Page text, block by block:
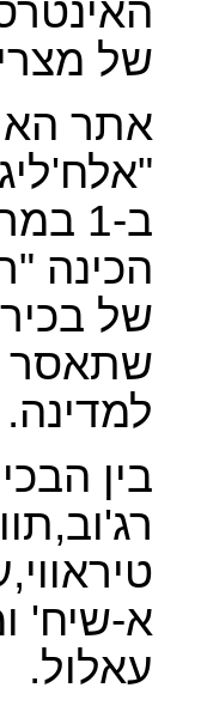
של
אתר
ב-1
הכינה
של
שתאסר
למדינה.
בין
א-שיח'
עאלול.